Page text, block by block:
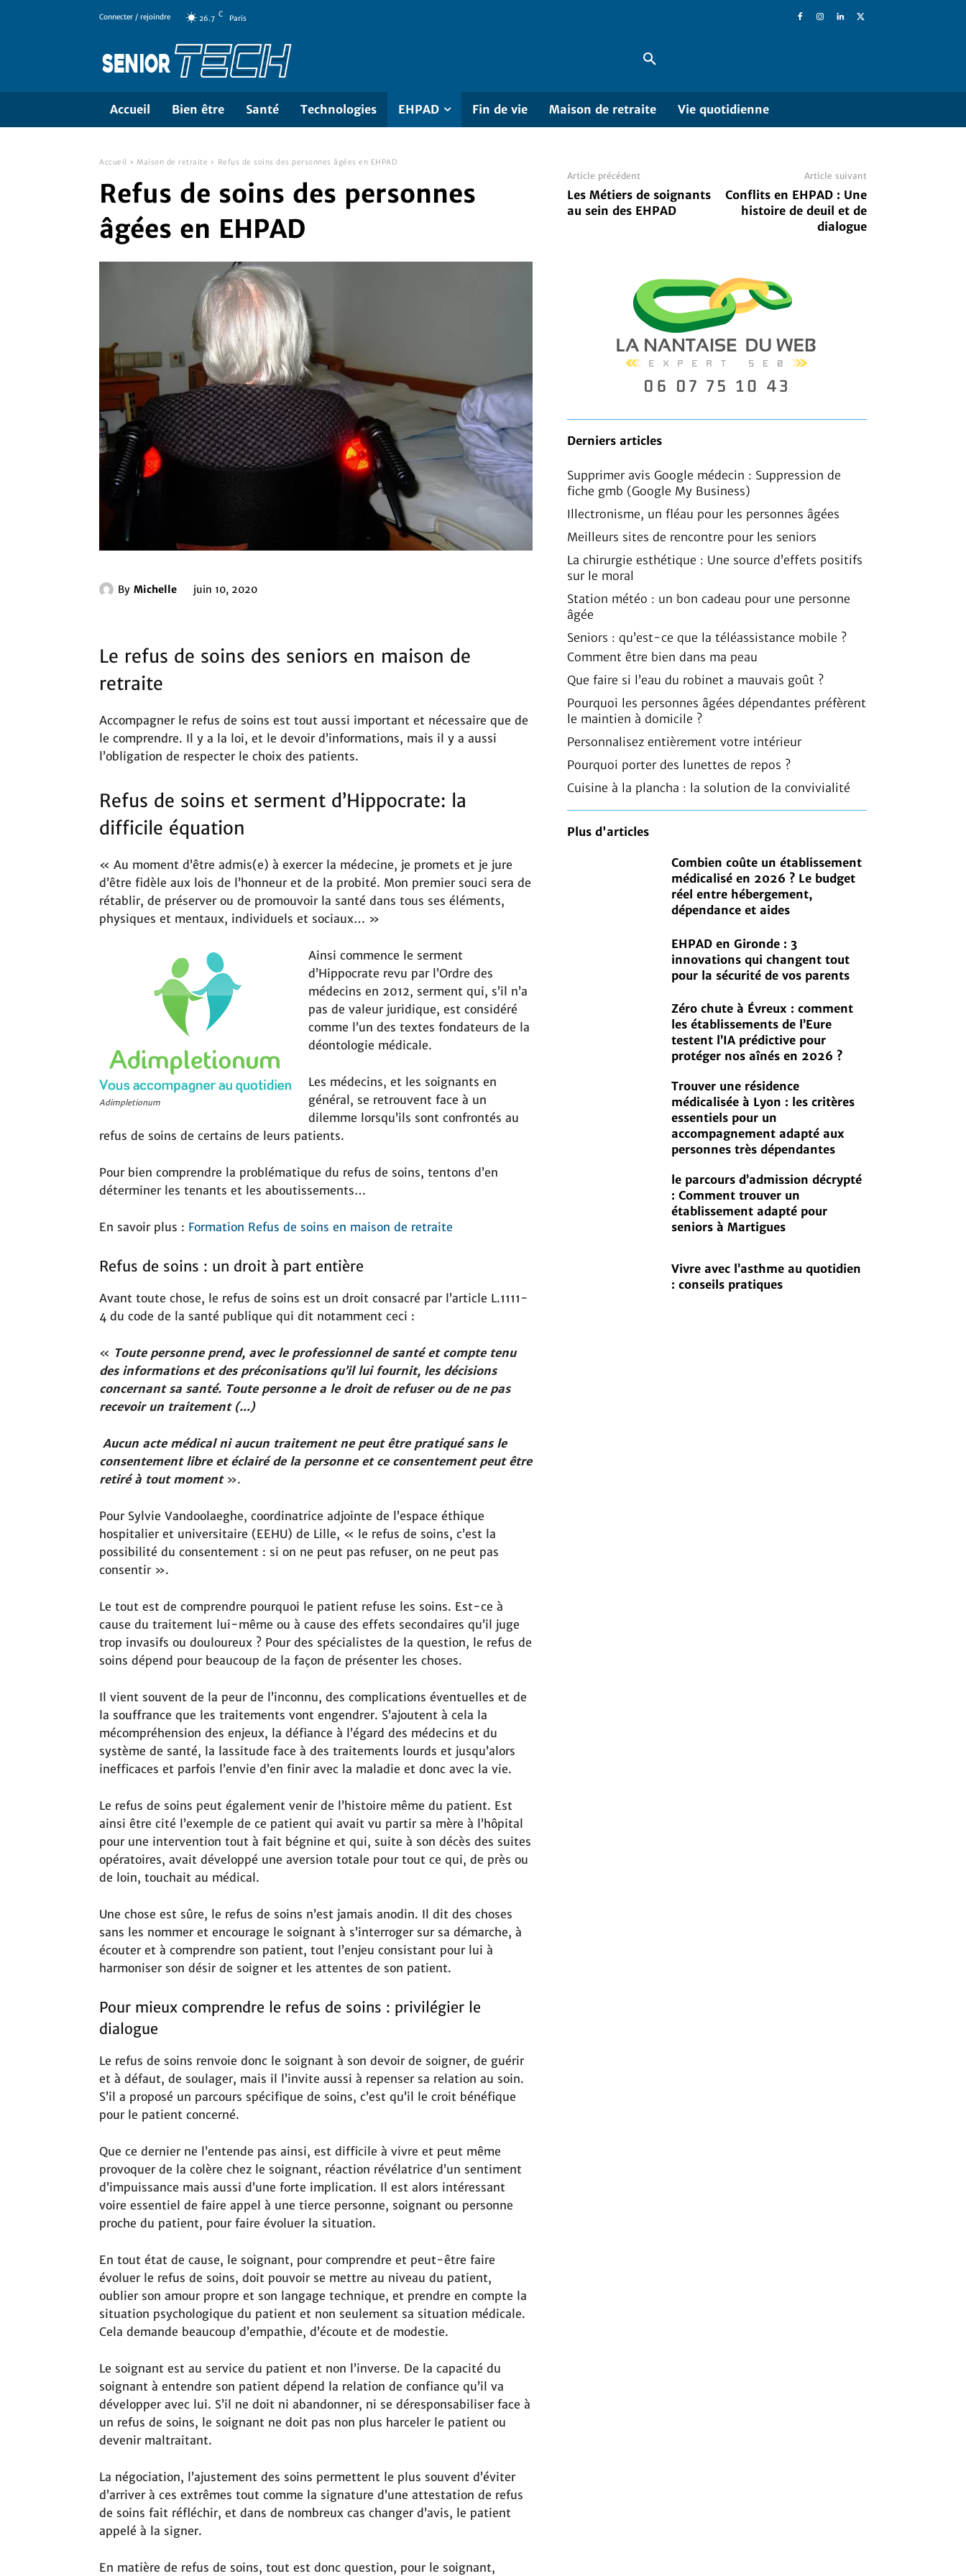
Connecter / rejoindre 26.7 C Paris
Accueil Bien être Santé Technologies EHPAD Fin de vie Maison de retraite Vie quotidienne
Accueil Maison de retraite Refus de soins des personnes âgées en EHPAD
Refus de soins des personnes
âgées en EHPAD
By Michelle juin 10, 2020
Le refus de soins des seniors en maison de
retraite
Accompagner le refus de soins est tout aussi important et nécessaire que de
le comprendre. Il y a la loi, et le devoir d’informations, mais il y a aussi
l’obligation de respecter le choix des patients.
Refus de soins et serment d’Hippocrate: la
difficile équation
« Au moment d’être admis(e) à exercer la médecine, je promets et je jure
d’être fidèle aux lois de l’honneur et de la probité. Mon premier souci sera de
rétablir, de préserver ou de promouvoir la santé dans tous ses éléments,
physiques et mentaux, individuels et sociaux… »
Adimpletionum
Ainsi commence le serment
d’Hippocrate revu par l’Ordre des
médecins en 2012, serment qui, s’il n’a
pas de valeur juridique, est considéré
comme l’un des textes fondateurs de la
déontologie médicale.
Les médecins, et les soignants en
général, se retrouvent face à un
dilemme lorsqu’ils sont confrontés au
refus de soins de certains de leurs patients.
Pour bien comprendre la problématique du refus de soins, tentons d’en
déterminer les tenants et les aboutissements…
En savoir plus : Formation Refus de soins en maison de retraite
Refus de soins : un droit à part entière
Avant toute chose, le refus de soins est un droit consacré par l’article L.1111-
4 du code de la santé publique qui dit notamment ceci :
« Toute personne prend, avec le professionnel de santé et compte tenu
des informations et des préconisations qu’il lui fournit, les décisions
concernant sa santé. Toute personne a le droit de refuser ou de ne pas
recevoir un traitement (…)
Aucun acte médical ni aucun traitement ne peut être pratiqué sans le
consentement libre et éclairé de la personne et ce consentement peut être
retiré à tout moment».
Pour Sylvie Vandoolaeghe, coordinatrice adjointe de l’espace éthique
hospitalier et universitaire (EEHU) de Lille, « le refus de soins, c’est la
possibilité du consentement : si on ne peut pas refuser, on ne peut pas
consentir ».
Le tout est de comprendre pourquoi le patient refuse les soins. Est-ce à
cause du traitement lui-même ou à cause des effets secondaires qu’il juge
trop invasifs ou douloureux ? Pour des spécialistes de la question, le refus de
soins dépend pour beaucoup de la façon de présenter les choses.
Il vient souvent de la peur de l’inconnu, des complications éventuelles et de
la souffrance que les traitements vont engendrer. S’ajoutent à cela la
mécompréhension des enjeux, la défiance à l’égard des médecins et du
système de santé, la lassitude face à des traitements lourds et jusqu’alors
inefficaces et parfois l’envie d’en finir avec la maladie et donc avec la vie.
Le refus de soins peut également venir de l’histoire même du patient. Est
ainsi être cité l’exemple de ce patient qui avait vu partir sa mère à l’hôpital
pour une intervention tout à fait bégnine et qui, suite à son décès des suites
opératoires, avait développé une aversion totale pour tout ce qui, de près ou
de loin, touchait au médical.
Une chose est sûre, le refus de soins n’est jamais anodin. Il dit des choses
sans les nommer et encourage le soignant à s’interroger sur sa démarche, à
écouter et à comprendre son patient, tout l’enjeu consistant pour lui à
harmoniser son désir de soigner et les attentes de son patient.
Pour mieux comprendre le refus de soins : privilégier le
dialogue
Le refus de soins renvoie donc le soignant à son devoir de soigner, de guérir
et à défaut, de soulager, mais il l’invite aussi à repenser sa relation au soin.
S’il a proposé un parcours spécifique de soins, c’est qu’il le croit bénéfique
pour le patient concerné.
Que ce dernier ne l’entende pas ainsi, est difficile à vivre et peut même
provoquer de la colère chez le soignant, réaction révélatrice d’un sentiment
d’impuissance mais aussi d’une forte implication. Il est alors intéressant
voire essentiel de faire appel à une tierce personne, soignant ou personne
proche du patient, pour faire évoluer la situation.
En tout état de cause, le soignant, pour comprendre et peut-être faire
évoluer le refus de soins, doit pouvoir se mettre au niveau du patient,
oublier son amour propre et son langage technique, et prendre en compte la
situation psychologique du patient et non seulement sa situation médicale.
Cela demande beaucoup d’empathie, d’écoute et de modestie.
Le soignant est au service du patient et non l’inverse. De la capacité du
soignant à entendre son patient dépend la relation de confiance qu’il va
développer avec lui. S’il ne doit ni abandonner, ni se déresponsabiliser face à
un refus de soins, le soignant ne doit pas non plus harceler le patient ou
devenir maltraitant.
La négociation, l’ajustement des soins permettent le plus souvent d’éviter
d’arriver à ces extrêmes tout comme la signature d’une attestation de refus
de soins fait réfléchir, et dans de nombreux cas changer d’avis, le patient
appelé à la signer.
En matière de refus de soins, tout est donc question, pour le soignant,
Article précédent
Les Métiers de soignants
au sein des EHPAD
Article suivant
Conflits en EHPAD : Une
histoire de deuil et de
dialogue
Derniers articles
Supprimer avis Google médecin : Suppression de
fiche gmb (Google My Business)
Illectronisme, un fléau pour les personnes âgées
Meilleurs sites de rencontre pour les seniors
La chirurgie esthétique : Une source d’effets positifs
sur le moral
Station météo : un bon cadeau pour une personne
âgée
Seniors : qu’est-ce que la téléassistance mobile ?
Comment être bien dans ma peau
Que faire si l’eau du robinet a mauvais goût ?
Pourquoi les personnes âgées dépendantes préfèrent
le maintien à domicile ?
Personnalisez entièrement votre intérieur
Pourquoi porter des lunettes de repos ?
Cuisine à la plancha : la solution de la convivialité
Plus d'articles
Combien coûte un établissement
médicalisé en 2026 ? Le budget
réel entre hébergement,
dépendance et aides
EHPAD en Gironde : 3
innovations qui changent tout
pour la sécurité de vos parents
Zéro chute à Évreux : comment
les établissements de l’Eure
testent l’IA prédictive pour
protéger nos aînés en 2026 ?
Trouver une résidence
médicalisée à Lyon : les critères
essentiels pour un
accompagnement adapté aux
personnes très dépendantes
le parcours d’admission décrypté
: Comment trouver un
établissement adapté pour
seniors à Martigues
Vivre avec l’asthme au quotidien
: conseils pratiques